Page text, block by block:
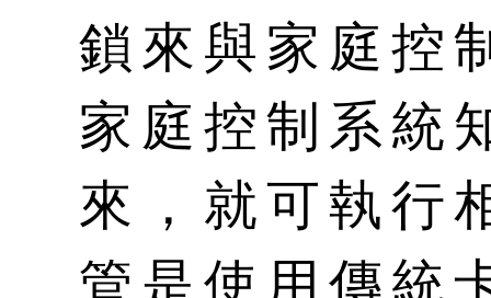
鎖來與家庭控
家庭控制系統
來，就可執行
管是使用傳統